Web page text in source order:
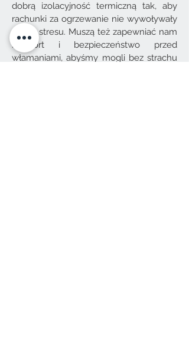
dobrą izolacyjność termiczną tak, aby
rachunki za ogrzewanie nie wywoływały
w nas stresu. Muszą też zapewniać nam
komfort i bezpieczeństwo przed
włamaniami, abyśmy mogli bez strachu